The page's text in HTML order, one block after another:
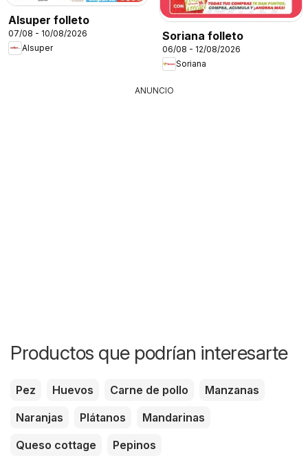
Alsuper folleto
07/08 - 10/08/2026
Alsuper
Soriana folleto
06/08 - 12/08/2026
Soriana
ANUNCIO
Productos que podrían interesarte
Pez Huevos Carne de pollo
Manzanas
Naranjas
Plátanos
Mandarinas
Queso cottage
Pepinos